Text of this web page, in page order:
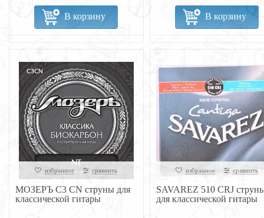
В корзину В корзину
избранное сравнить
МОЗЕРЪ C3 CN струны для
классической гитары
избранное сравнить
SAVAREZ 510 CRJ
для классической гитары